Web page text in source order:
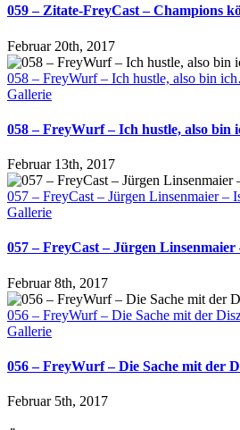
059 – Zitate-FreyCast – Champions
Februar 20th, 2017
058 – FreyWurf – Ich hustle, also bin
Gallerie
058 – FreyWurf – Ich hustle, also bin
Februar 13th, 2017
057 – FreyCast – Jürgen Linsenmaier –
Gallerie
057 – FreyCast – Jürgen
Februar 8th, 2017
056 – FreyWurf – Die Sache mit der
Gallerie
056 – FreyWurf – Die Sache mit der
Februar 5th, 2017